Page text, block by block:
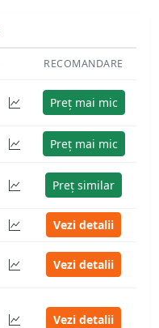
RECOMANDARE
Preț mai mic
Preț mai mic
Preț similar
Vezi detalii
Vezi detalii
Vezi detalii